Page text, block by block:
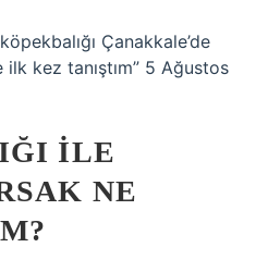
Çanakkale’de
kez tanıştım” 5 Ağustos
ILE
NE